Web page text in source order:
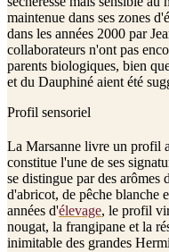
maintenue dans ses zones
dans les années 2000 par
collaborateurs n'ont pas
parents biologiques, bien
et du Dauphiné aient été
Profil sensoriel
La Marsanne livre un profil
constitue l'une de ses
se distingue par des arômes
d'abricot, de pêche blanche
années d'élevage, le profil
nougat, la frangipane et la
inimitable des grandes